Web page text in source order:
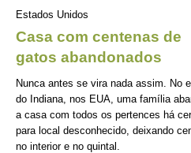
Estados Unidos
Casa com centenas de
gatos abandonados
Nunca antes se vira nada assim. No
do Indiana, nos EUA, uma família
a casa com todos os pertences há
para local desconhecido, deixando
no interior e no quintal.